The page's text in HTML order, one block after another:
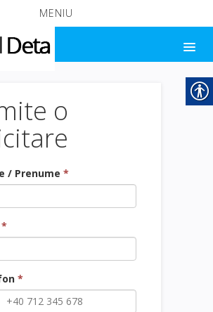
MENIU
o
/ Prenume *
*
*